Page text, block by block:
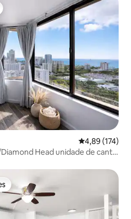
4,89 de uma
4,89 (174)
Head unidade de canto
dos hóspedes